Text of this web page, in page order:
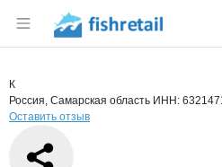
Раздел навигации
Страница
Страница компании
Краткая
К
Россия, Самарская область ИНН:
Оставить отзыв